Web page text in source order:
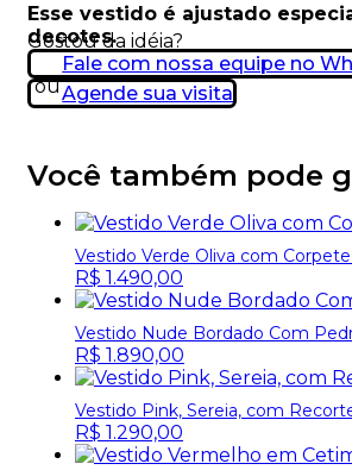
Esse vestido é ajustado
decotes.
Gostou da idéia?
Fale com nossa equipe no
ouAgende sua visita
Você também pode
Vestido Verde Oliva com
R$ 1.490,00
Vestido Nude Bordado Com
R$ 1.890,00
Vestido Pink, Sereia, com
R$ 1.290,00